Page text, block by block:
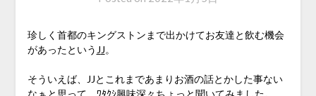
珍しく首都のキングストンまで出かけてお友達と飲む機会
があったという JJ。
そういえば、JJとこれまであまりお酒の話とかした事ない
なぁと思って、 ﾜﾀｸｼ興味深々ちょっと聞いてみました。